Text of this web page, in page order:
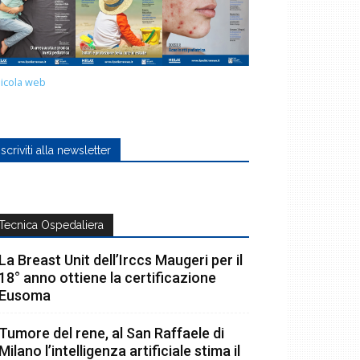
web
alla newsletter
Ospedaliera
Breast Unit dell’Irccs Maugeri per il
anno ottiene la certificazione
del rene, al San Raffaele di
l’intelligenza artificiale stima il